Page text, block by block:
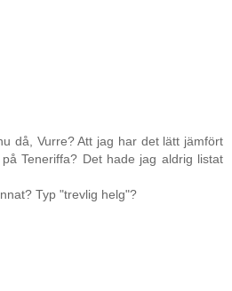
då, Vurre? Att jag har det lätt jämfört
Teneriffa? Det hade jag aldrig listat
Typ "trevlig helg"?